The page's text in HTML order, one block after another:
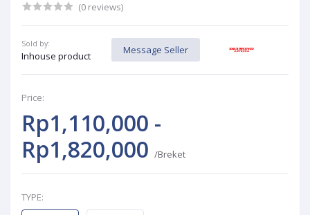
(0 reviews)
Sold by:
Inhouse product
Message Seller
Price:
Rp1,110,000 -
Rp1,820,000 /Breket
TYPE: